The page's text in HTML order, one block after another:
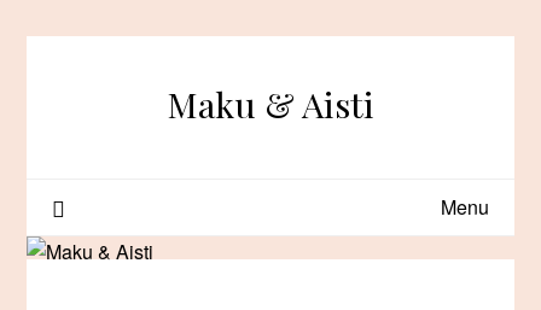
Maku & Aisti
Menu